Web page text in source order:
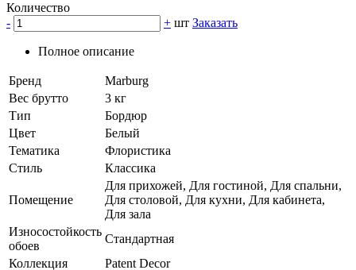
Количество
-
+ шт Заказать
Полное описание
Бренд
Marburg
Вес брутто
3 кг
Тип
Бордюр
Цвет
Белый
Тематика
Флористика
Стиль
Классика
Помещение
Для прихожей, Для гостиной, Для спальни,
Для столовой, Для кухни, Для кабинета,
Для зала
Износостойкость
обоев
Стандартная
Коллекция
Patent Decor